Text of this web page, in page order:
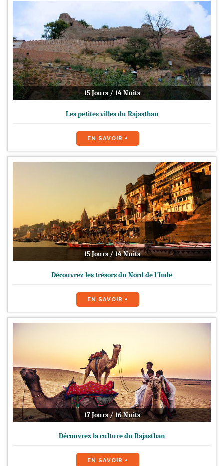
15 Jours / 14 Nuits
Les petites villes du Rajasthan
EN SAVOIR +
15 Jours / 14 Nuits
Découvrez les trésors du Nord de l'Inde
EN SAVOIR +
17 Jours / 16 Nuits
Découvrez la culture du Rajasthan
EN SAVOIR +